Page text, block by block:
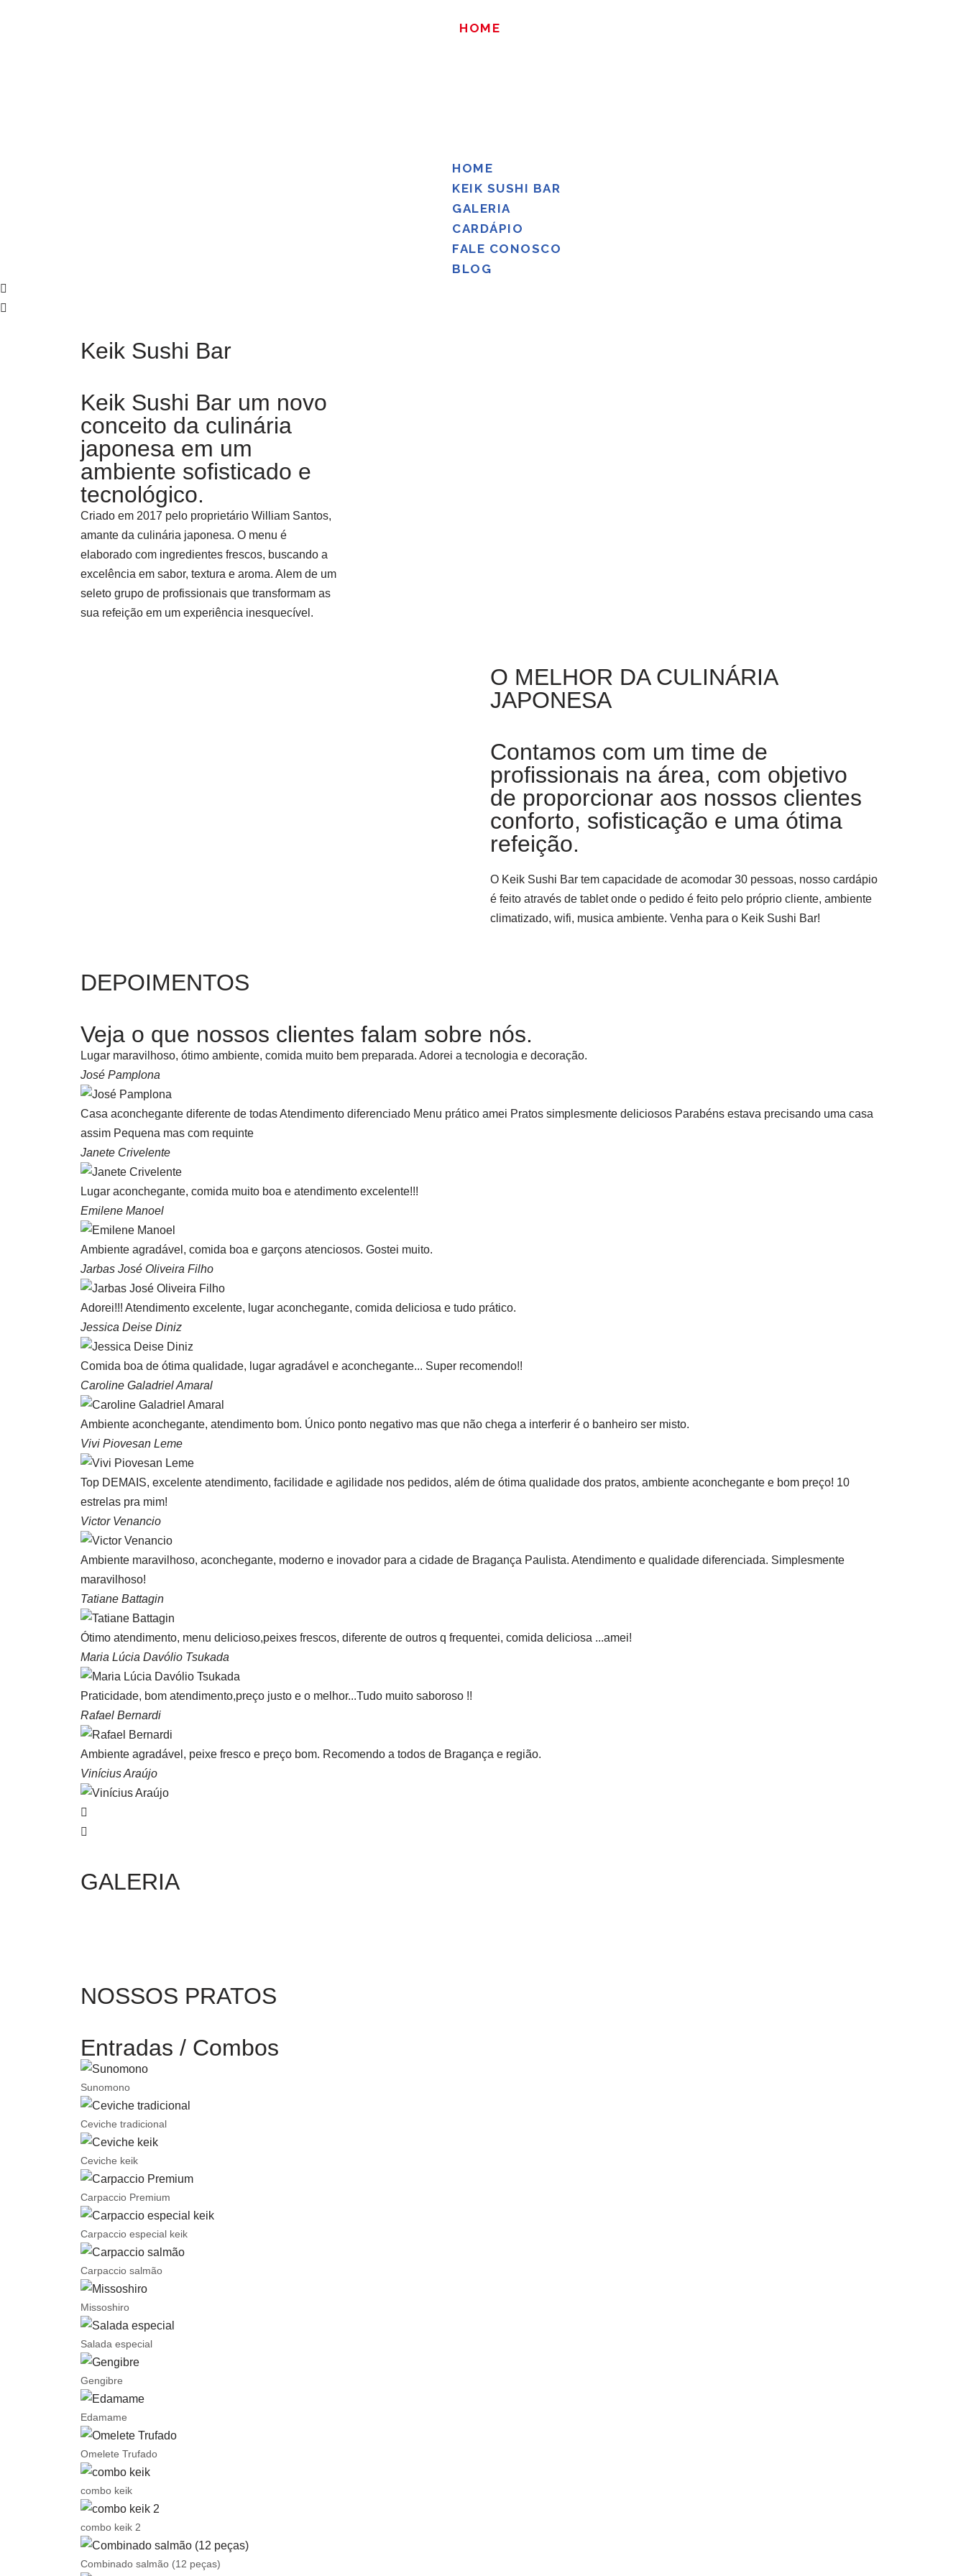
HOME
HOME
KEIK SUSHI BAR
GALERIA
CARDÁPIO
FALE CONOSCO
BLOG
Keik Sushi Bar
Keik Sushi Bar um novo
conceito da culinária
japonesa em um
ambiente sofisticado e
tecnológico.
Criado em 2017 pelo proprietário William Santos,
amante da culinária japonesa. O menu é
elaborado com ingredientes frescos, buscando a
excelência em sabor, textura e aroma. Alem de um
seleto grupo de profissionais que transformam as
sua refeição em um experiência inesquecível.
O MELHOR DA CULINÁRIA
JAPONESA
Contamos com um time de
profissionais na área, com objetivo
de proporcionar aos nossos clientes
conforto, sofisticação e uma ótima
refeição.
O Keik Sushi Bar tem capacidade de acomodar 30 pessoas, nosso cardápio
é feito através de tablet onde o pedido é feito pelo próprio cliente, ambiente
climatizado, wifi, musica ambiente. Venha para o Keik Sushi Bar!
DEPOIMENTOS
Veja o que nossos clientes falam sobre nós.
Lugar maravilhoso, ótimo ambiente, comida muito bem preparada. Adorei a tecnologia e decoração.
José Pamplona
Casa aconchegante diferente de todas Atendimento diferenciado Menu prático amei Pratos simplesmente deliciosos Parabéns estava precisando uma casa
assim Pequena mas com requinte
Janete Crivelente
Lugar aconchegante, comida muito boa e atendimento excelente!!!
Emilene Manoel
Ambiente agradável, comida boa e garçons atenciosos. Gostei muito.
Jarbas José Oliveira Filho
Adorei!!! Atendimento excelente, lugar aconchegante, comida deliciosa e tudo prático.
Jessica Deise Diniz
Comida boa de ótima qualidade, lugar agradável e aconchegante... Super recomendo!!
Caroline Galadriel Amaral
Ambiente aconchegante, atendimento bom. Único ponto negativo mas que não chega a interferir é o banheiro ser misto.
Vivi Piovesan Leme
Top DEMAIS, excelente atendimento, facilidade e agilidade nos pedidos, além de ótima qualidade dos pratos, ambiente aconchegante e bom preço! 10
estrelas pra mim!
Victor Venancio
Ambiente maravilhoso, aconchegante, moderno e inovador para a cidade de Bragança Paulista. Atendimento e qualidade diferenciada. Simplesmente
maravilhoso!
Tatiane Battagin
Ótimo atendimento, menu delicioso,peixes frescos, diferente de outros q frequentei, comida deliciosa ...amei!
Maria Lúcia Davólio Tsukada
Praticidade, bom atendimento,preço justo e o melhor...Tudo muito saboroso !!
Rafael Bernardi
Ambiente agradável, peixe fresco e preço bom. Recomendo a todos de Bragança e região.
Vinícius Araújo
GALERIA
NOSSOS PRATOS
Entradas / Combos
Sunomono
Ceviche tradicional
Ceviche keik
Carpaccio Premium
Carpaccio especial keik
Carpaccio salmão
Missoshiro
Salada especial
Gengibre
Edamame
Omelete Trufado
combo keik
combo keik 2
Combinado salmão (12 peças)